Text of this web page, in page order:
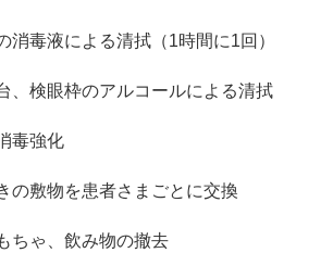
消毒液による清拭（1時間に1回）
、検眼枠のアルコールによる清拭
毒強化
の敷物を患者さまごとに交換
ちゃ、飲み物の撤去